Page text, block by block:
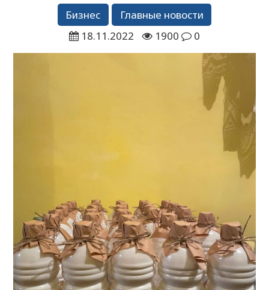
Бизнес
Главные новости
18.11.2022
1900 0